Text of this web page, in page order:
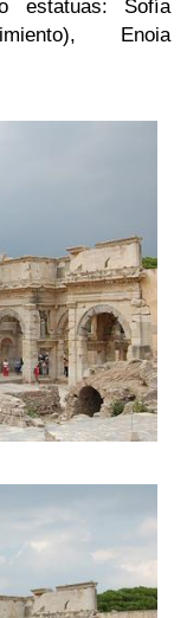
estatuas: Sofía
Enoia